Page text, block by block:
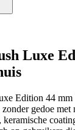
Luxe
Edition 44 mm
gedoe met